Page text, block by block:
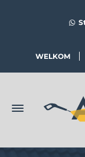
WELKOM